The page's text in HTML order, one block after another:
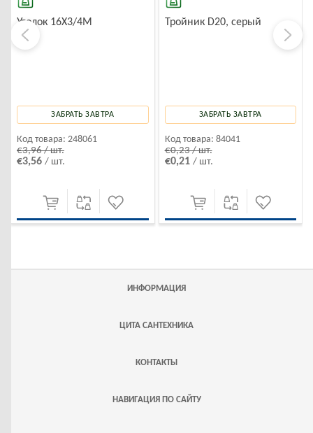
Уголок 16X3/4M
ЗАБРАТЬ ЗАВТРА
Код товара: 248061
€3,96 / шт.
€3,56 / шт.
Тройник D20, серый
ЗАБРАТЬ ЗАВТРА
Код товара: 84041
€0,23 / шт.
€0,21 / шт.
ИНФОРМАЦИЯ
ЦИТА САНТЕХНИКА
КОНТАКТЫ
НАВИГАЦИЯ ПО САЙТУ